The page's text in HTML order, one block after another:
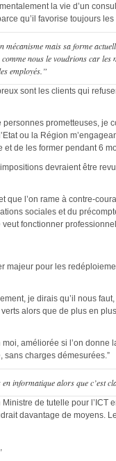
la vie d’un
qu’il favorise toujours
mais sa forme
nous le voudrions car
employés.”
sont les clients qui
prometteuses,
ou la Région
de les former pendant 6
devraient être
que l’on rame à contre-
sociales et du
fonctionner
majeur pour les
je dirais qu’il nous
alors que de plus en
améliorée si l’on
sans charges démesurées.”
informatique alors que c’est
de tutelle pour
davantage de moyens.